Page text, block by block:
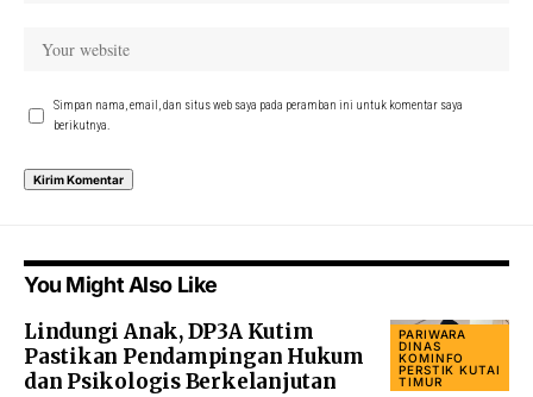
Simpan nama, email, dan situs web saya pada peramban ini untuk komentar saya
berikutnya.
You Might Also Like
PARIWARA
DINAS
KOMINFO
PERSTIK KUTAI
TIMUR
Lindungi Anak, DP3A Kutim
Pastikan Pendampingan Hukum
dan Psikologis Berkelanjutan